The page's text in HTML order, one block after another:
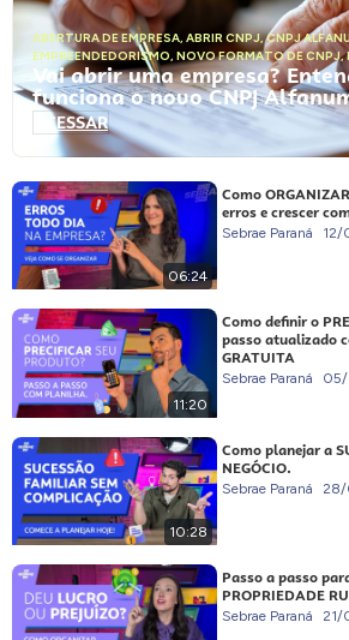
ABERTURA DE EMPRESA, ABRIR CNPJ,CNPJ
EMPREENDEDORISMO, NOVO FORMATO DE CNPJ,
Vai abrir uma empresa?
funciona o novo CNPJ
ACESSAR
06:24
Como
erros e crescer
Sebrae Paraná 12/
11:20
Como definir o
passo atualizado
GRATUITA
Sebrae Paraná
10:28
Como planejar a
NEGÓCIO.
Sebrae Paraná
Passo a passo
PROPRIEDADE
Sebrae Paraná 21/